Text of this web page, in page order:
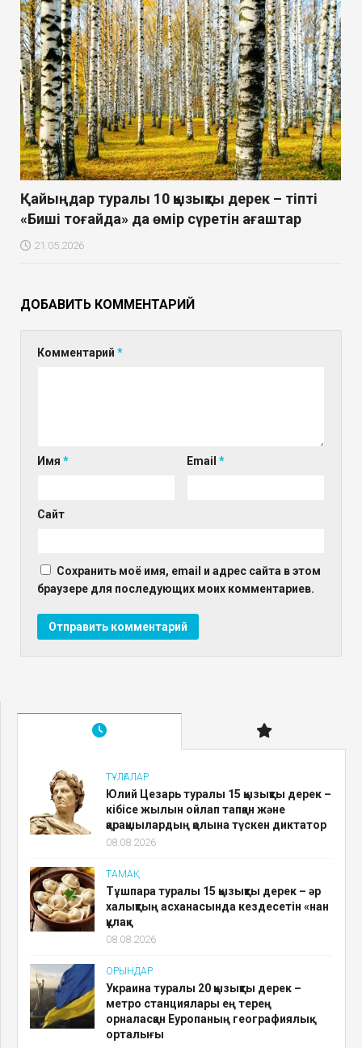
Қайыңдар туралы 10 қызықты дерек – тіпті
«Биші тоғайда» да өмір сүретін ағаштар
21.05.2026
ДОБАВИТЬ КОММЕНТАРИЙ
Комментарий *
Имя * Email*
Сайт
Сохранить моё имя, email и адрес сайта в этом
браузере для последующих моих комментариев.
ТҰЛҒАЛАР
Юлий Цезарь туралы 15 қызықты дерек –
кібісе жылын ойлап тапқан және
қарақшылардың қолына түскен диктатор
08.08.2026
ТАМАҚ
Тұшпара туралы 15 қызықты дерек – әр
халықтың асханасында кездесетін «нан
құлақ»
08.08.2026
ОРЫНДАР
Украина туралы 20 қызықты дерек –
метро станциялары ең терең
орналасқан Еуропаның географиялық
орталығы